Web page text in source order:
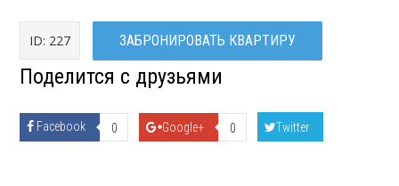
ID: 227 ЗАБРОНИРОВАТЬ КВАРТИРУ
Поделится с друзьями
Facebook 0 Google+ 0 Twitter